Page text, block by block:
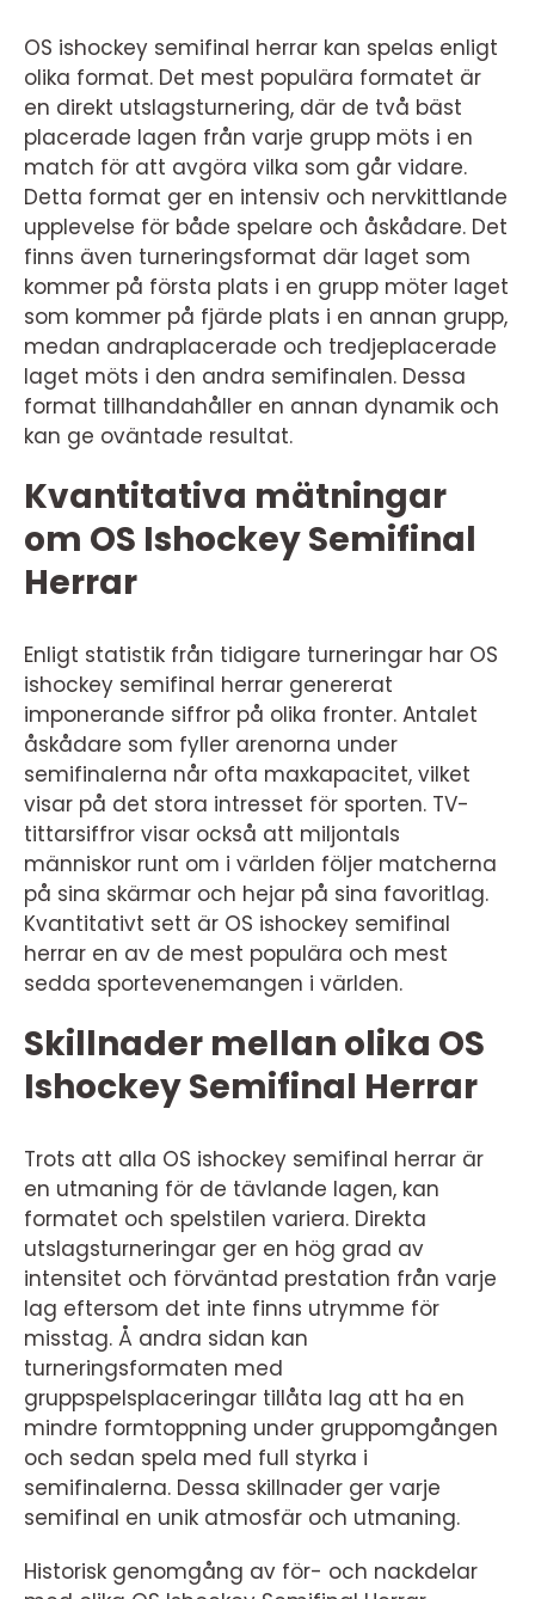
OS ishockey semifinal herrar kan spelas enligt
olika format. Det mest populära formatet är
en direkt utslagsturnering, där de två bäst
placerade lagen från varje grupp möts i en
match för att avgöra vilka som går vidare.
Detta format ger en intensiv och nervkittlande
upplevelse för både spelare och åskådare. Det
finns även turneringsformat där laget som
kommer på första plats i en grupp möter laget
som kommer på fjärde plats i en annan grupp,
medan andraplacerade och tredjeplacerade
laget möts i den andra semifinalen. Dessa
format tillhandahåller en annan dynamik och
kan ge oväntade resultat.
Kvantitativa mätningar
om OS Ishockey Semifinal
Herrar
Enligt statistik från tidigare turneringar har OS
ishockey semifinal herrar genererat
imponerande siffror på olika fronter. Antalet
åskådare som fyller arenorna under
semifinalerna når ofta maxkapacitet, vilket
visar på det stora intresset för sporten. TV-
tittarsiffror visar också att miljontals
människor runt om i världen följer matcherna
på sina skärmar och hejar på sina favoritlag.
Kvantitativt sett är OS ishockey semifinal
herrar en av de mest populära och mest
sedda sportevenemangen i världen.
Skillnader mellan olika OS
Ishockey Semifinal Herrar
Trots att alla OS ishockey semifinal herrar är
en utmaning för de tävlande lagen, kan
formatet och spelstilen variera. Direkta
utslagsturneringar ger en hög grad av
intensitet och förväntad prestation från varje
lag eftersom det inte finns utrymme för
misstag. Å andra sidan kan
turneringsformaten med
gruppspelsplaceringar tillåta lag att ha en
mindre formtoppning under gruppomgången
och sedan spela med full styrka i
semifinalerna. Dessa skillnader ger varje
semifinal en unik atmosfär och utmaning.
Historisk genomgång av för- och nackdelar